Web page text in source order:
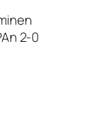
2-0